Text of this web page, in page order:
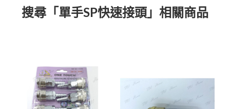
搜尋「單手SP快速接頭」相關商品